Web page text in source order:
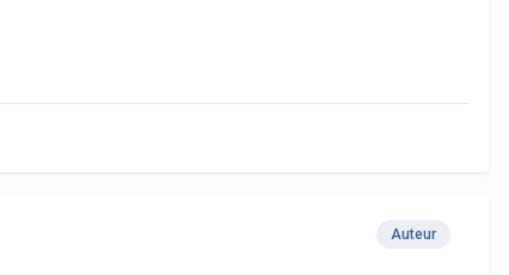
Auteur